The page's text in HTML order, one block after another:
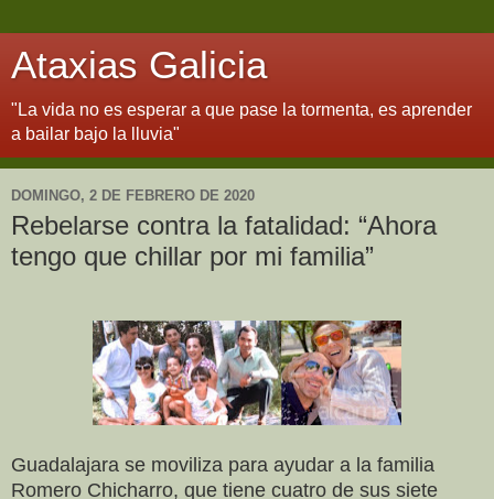
Ataxias Galicia
"La vida no es esperar a que pase la tormenta, es aprender
a bailar bajo la lluvia"
DOMINGO, 2 DE FEBRERO DE 2020
Rebelarse contra la fatalidad: “Ahora
tengo que chillar por mi familia”
Guadalajara se moviliza para ayudar a la familia
Romero Chicharro, que tiene cuatro de sus siete